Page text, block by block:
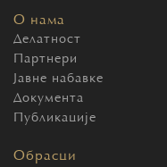
О нама
Делатност
Партнери
Јавне набавке
Документа
Публикације
Обрасци